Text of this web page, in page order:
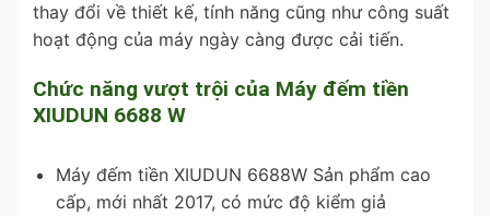
thay đổi về thiết kế, tính năng cũng như công suất
hoạt động của máy ngày càng được cải tiến.
Chức năng vượt trội của Máy đếm tiền
XIUDUN 6688 W
Máy đếm tiền XIUDUN 6688W Sản phẩm cao
cấp, mới nhất 2017, có mức độ kiểm giả